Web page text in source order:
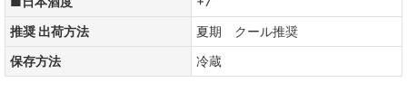
推奨 出荷方法
夏期 クール推奨
保存方法
冷蔵